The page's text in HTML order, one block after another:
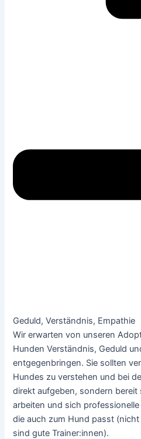
Geduld, Verständnis, Empathie
Wir erwarten von unseren
Hunden Verständnis, Geduld
entgegenbringen. Sie sollten
Hundes zu verstehen und bei
direkt aufgeben, sondern bereit
arbeiten und sich
die auch zum Hund passt
sind gute Trainer:innen).